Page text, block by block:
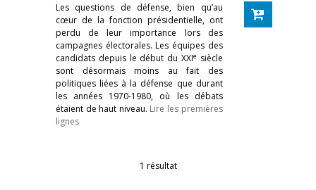
Les questions de défense, bien qu’au
cœur de la fonction présidentielle, ont
perdu de leur importance lors des
campagnes électorales. Les équipes des
candidats depuis le début du XXIesiècle
sont désormais moins au fait des
politiques liées à la défense que durant
les années 1970-1980, où les débats
étaient de haut niveau. Lire les premières
lignes
1 résultat